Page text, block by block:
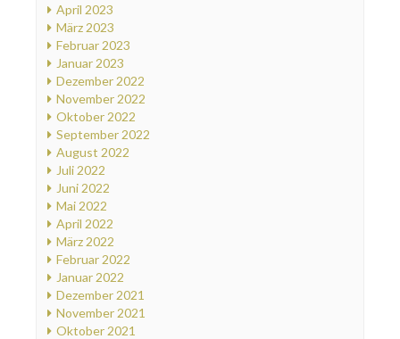
April 2023
März 2023
Februar 2023
Januar 2023
Dezember 2022
November 2022
Oktober 2022
September 2022
August 2022
Juli 2022
Juni 2022
Mai 2022
April 2022
März 2022
Februar 2022
Januar 2022
Dezember 2021
November 2021
Oktober 2021